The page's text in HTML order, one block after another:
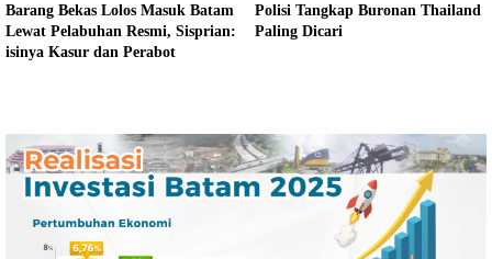
Barang Bekas Lolos Masuk Batam
Lewat Pelabuhan Resmi, Sisprian:
isinya Kasur dan Perabot
Polisi Tangkap Buronan Thailand
Paling Dicari